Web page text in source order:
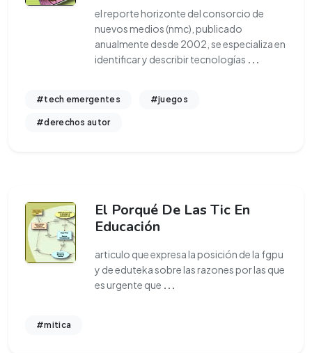
el reporte horizonte del consorcio de
nuevos medios (nmc), publicado
anualmente desde 2002, se especializa en
identificar y describir tecnologías ...
#tech emergentes #juegos
#derechos autor
El Porqué De Las Tic En
Educación
articulo que expresa la posición de la fgpu
y de eduteka sobre las razones por las que
es urgente que ...
#mitica